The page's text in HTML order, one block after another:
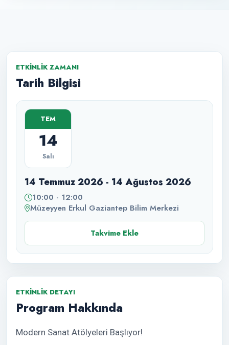
ETKINLIK ZAMANI
Tarih Bilgisi
TEM
14
Salı
14 Temmuz 2026 - 14 Ağustos 2026
10:00 - 12:00
Müzeyyen Erkul Gaziantep Bilim Merkezi
Takvime Ekle
ETKINLIK DETAYI
Program Hakkında
Modern Sanat Atölyeleri Başlıyor!